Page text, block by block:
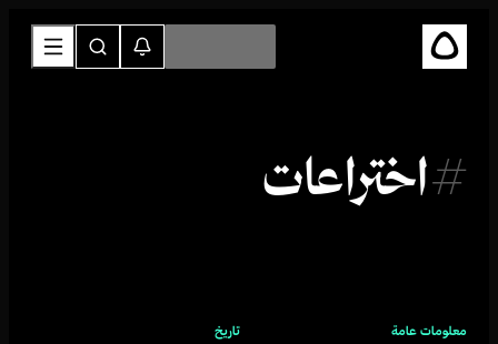
#اختراعات
معلومات عامة تاريخ